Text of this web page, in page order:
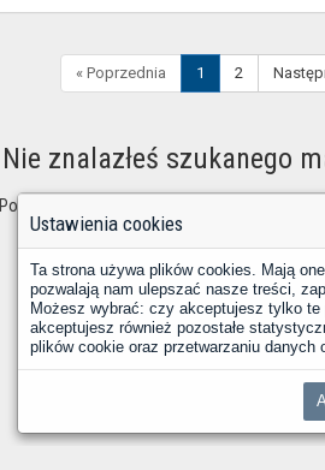
« Poprzednia 1 2
Nie znalazłeś szukanego
Postaraj się zmienić kryteria wyszukiwania i
Ustawienia cookies
Ta strona używa plików cookies. Mają
pozwalają nam ulepszać nasze treści,
Możesz wybrać: czy akceptujesz tylko
akceptujesz również pozostałe
plików cookie oraz przetwarzaniu danych